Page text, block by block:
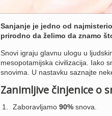
Sanjanje je jedno od
prirodno da želimo da znamo
Snovi igraju glavnu ulogu u
mesopotamijska civilizacija. Iako
snovima. U nastavku saznajte
Zanimljive činjenice o
Zaboravljamo90%snova.